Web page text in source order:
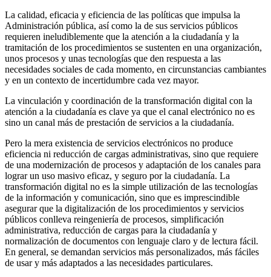
La calidad, eficacia y eficiencia de las políticas que impulsa la
Administración pública, así como la de sus servicios públicos
requieren ineludiblemente que la atención a la ciudadanía y la
tramitación de los procedimientos se sustenten en una organización,
unos procesos y unas tecnologías que den respuesta a las
necesidades sociales de cada momento, en circunstancias cambiantes
y en un contexto de incertidumbre cada vez mayor.
La vinculación y coordinación de la transformación digital con la
atención a la ciudadanía es clave ya que el canal electrónico no es
sino un canal más de prestación de servicios a la ciudadanía.
Pero la mera existencia de servicios electrónicos no produce
eficiencia ni reducción de cargas administrativas, sino que requiere
de una modernización de procesos y adaptación de los canales para
lograr un uso masivo eficaz, y seguro por la ciudadanía. La
transformación digital no es la simple utilización de las tecnologías
de la información y comunicación, sino que es imprescindible
asegurar que la digitalización de los procedimientos y servicios
públicos conlleva reingeniería de procesos, simplificación
administrativa, reducción de cargas para la ciudadanía y
normalización de documentos con lenguaje claro y de lectura fácil.
En general, se demandan servicios más personalizados, más fáciles
de usar y más adaptados a las necesidades particulares.